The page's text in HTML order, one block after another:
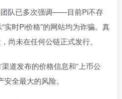
队已多次强调——目前Pi不存
实时Pi价格”的网站均为诈骗。真
尚未在任何公链正式发行。
道发布的价格信息和“上币公
全最大的风险。